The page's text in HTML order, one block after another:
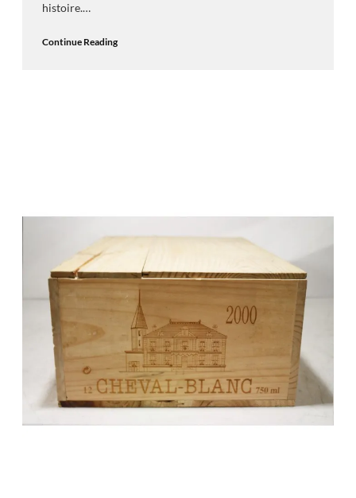
histoire.…
Continue Reading